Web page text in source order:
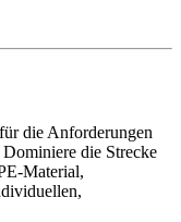
die Anforderungen
die Strecke
Material,